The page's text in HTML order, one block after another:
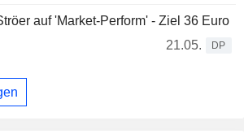
auf 'Market-Perform' - Ziel 36 Euro
21.05.
DP